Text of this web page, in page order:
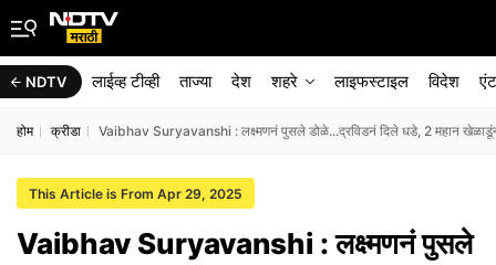
NDTV लाईव्ह टीव्ही ताज्या देश शहरे लाइफस्टाइल विदेश
होम क्रीडा Vaibhav Suryavanshi : लक्ष्मणनं पुसले डोळे...द्रविडनं दिले धडे, 2 महान
This Article is From Apr 29, 2025
Vaibhav Suryavanshi : लक्ष्मणनं पुसले